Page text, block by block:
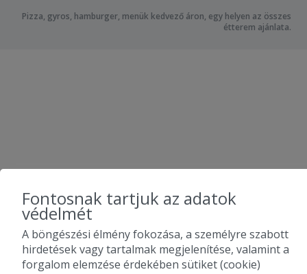
Pizza, gyros, hamburger, menük kedvező áron, egy helyen az összes
étterem ajánlata.
Fontosnak tartjuk az adatok
védelmét
A böngészési élmény fokozása, a személyre szabott
hirdetések vagy tartalmak megjelenítése, valamint a
forgalom elemzése érdekében sütiket (cookie)